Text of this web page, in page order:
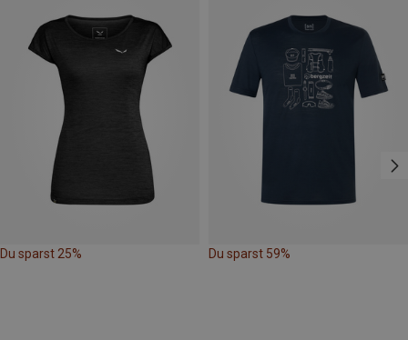
Du sparst 25% Du sparst 59%